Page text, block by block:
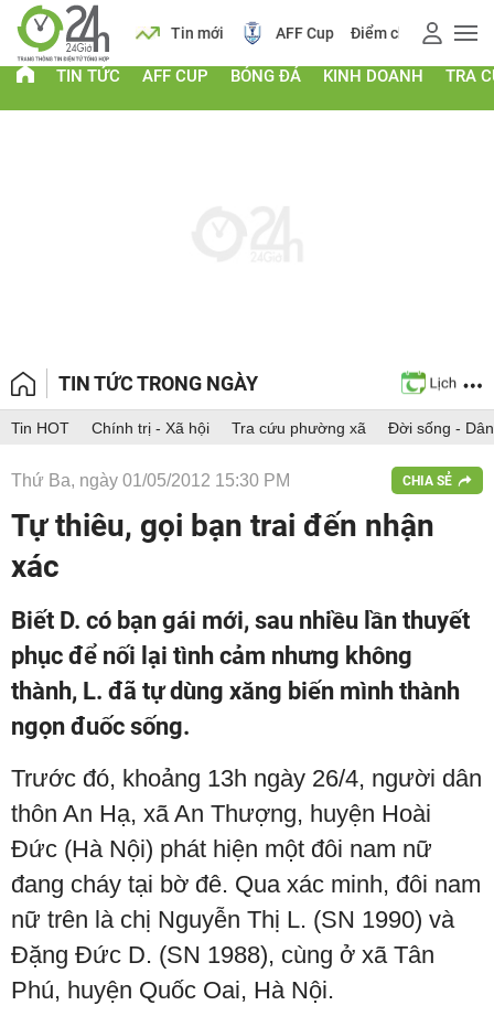
Lịch Tin mới AFF Cup Điểm chuẩn 2026
TIN TỨC AFF CUP BÓNG ĐÁ KINH DOANH TRA
TIN TỨC TRONG NGÀY
Tin HOT Chính trị - Xã hội Tra cứu phường xã Đời sống -
Thứ Ba, ngày 01/05/2012 15:30 PM CHIA SẺ
Tự thiêu, gọi bạn trai đến nhận
xác
Biết D. có bạn gái mới, sau nhiều lần thuyết
phục để nối lại tình cảm nhưng không
thành, L. đã tự dùng xăng biến mình thành
ngọn đuốc sống.
Trước đó, khoảng 13h ngày 26/4, người dân
thôn An Hạ, xã An Thượng, huyện Hoài
Đức (Hà Nội) phát hiện một đôi nam nữ
đang cháy tại bờ đê. Qua xác minh, đôi nam
nữ trên là chị Nguyễn Thị L. (SN 1990) và
Đặng Đức D. (SN 1988), cùng ở xã Tân
Phú, huyện Quốc Oai, Hà Nội.